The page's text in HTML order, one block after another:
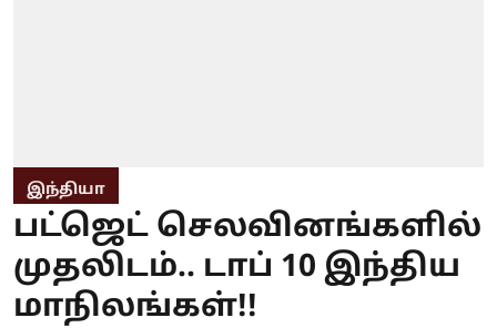
இந்தியா
பட்ஜெட் செலவினங்களில்
முதலிடம்.. டாப் 10 இந்திய
மாநிலங்கள்!!